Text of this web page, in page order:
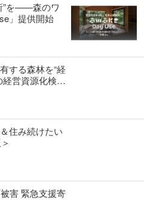
”を——森のワ
」提供開始
する森林を“経
営資源化検討
住み続けたい
害 緊急支援寄